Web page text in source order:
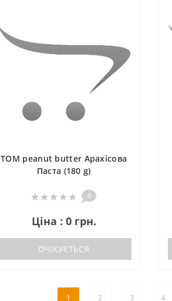
TOM peanut butter Арахісова
Паста (180 g)
0
Ціна : 0 грн.
ОЧІКУЄТЬСЯ
1 2 3 4